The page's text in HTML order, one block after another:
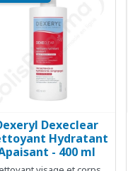
Aperçu rapide
Dexeclear
Hydratant
- 400 ml